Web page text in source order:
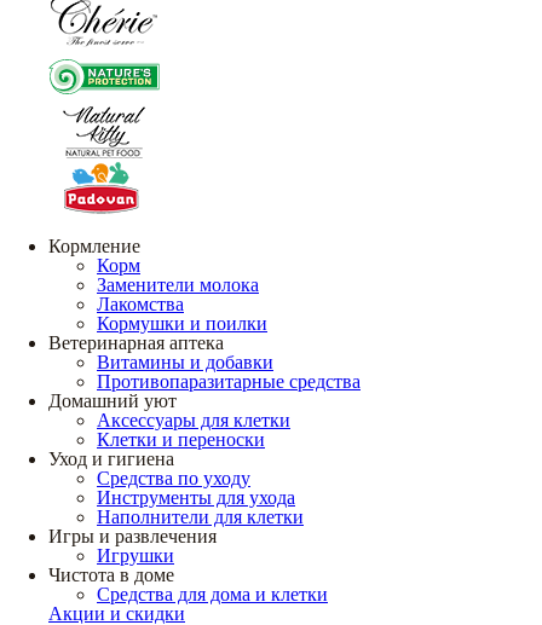
Кормление
Корм
Заменители молока
Лакомства
Кормушки и поилки
Ветеринарная аптека
Витамины и добавки
Противопаразитарные средства
Домашний уют
Аксессуары для клетки
Клетки и переноски
Уход и гигиена
Средства по уходу
Инструменты для ухода
Наполнители для клетки
Игры и развлечения
Игрушки
Чистота в доме
Средства для дома и клетки
Акции и скидки